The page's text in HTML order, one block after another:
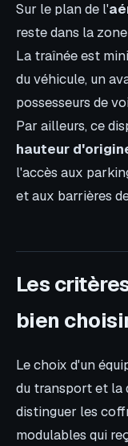
Sur le plan de l'
reste dans la
La traînée est
du véhicule, un
possesseurs de
Par ailleurs, ce
hauteur
l'accès aux
et aux barrières
Les
bien
Le choix d'un
du transport et la
distinguer les
modulables qui